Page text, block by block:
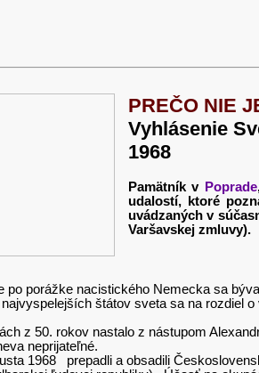
PREČO NIE
Vyhlásenie
1968
Pamätník v Poprade
udalostí, ktoré
uvádzaných v
Varšavskej zmluvy).
po porážke nacistického Nemecka sa
štátov sveta sa na rozdiel
z 50. rokov nastalo z nástupom
neprijateľné.
1968 prepadli a obsadili